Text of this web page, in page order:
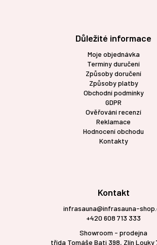
Důležité informace
Moje objednávka
Termíny duručení
Způsoby doručení
Způsoby platby
Obchodní podmínky
GDPR
Ověřování recenzí
Reklamace
Hodnocení obchodu
Kontakty
Kontakt
infrasauna@infrasauna-
+420 608 713 333
Showroom - prodejna
třída Tomáše Bati 398, Zlín Louky